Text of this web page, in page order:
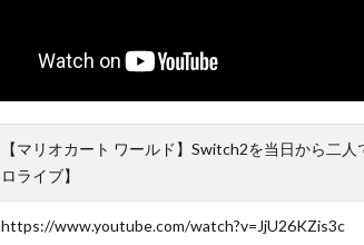
【マリオカート ワールド】Switch2を当日から二
ロライブ】
https://www.youtube.com/watch?v=JjU26KZis3c